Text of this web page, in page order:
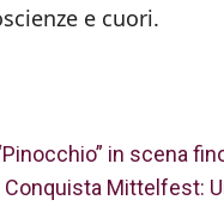
e cuori.
in scena
Mittelfest: